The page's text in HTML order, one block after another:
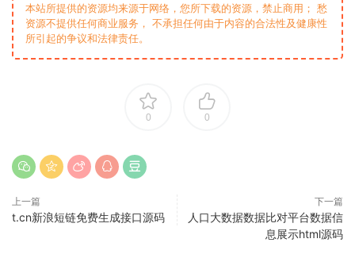
本站所提供的资源均来源于网络，您所下载的资源，禁止商用； 愁
资源不提供任何商业服务， 不承担任何由于内容的合法性及健康性
所引起的争议和法律责任。
0 0
上一篇
t.cn新浪短链免费生成接口源码
下一篇
人口大数据数据比对平台数据信
息展示html源码